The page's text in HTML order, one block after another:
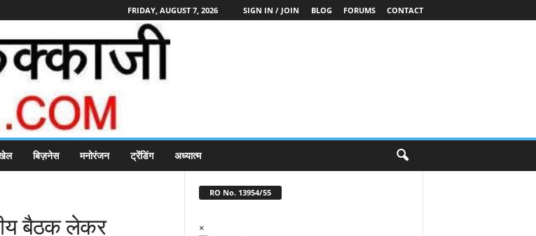
FRIDAY, AUGUST 7, 2026 SIGN IN / JOIN BLOG FORUMS CONTACT
बिज़नेस मनोरंजन ट्रेंडिंग अध्यात्म
बैठक लेकर
RO No. 13954/55
×